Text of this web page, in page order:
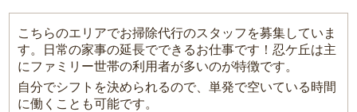
こちらのエリアでお掃除代行のスタッフを募集していま
す。日常の家事の延長でできるお仕事です！忍ケ丘は主
にファミリー世帯の利用者が多いのが特徴です。
自分でシフトを決められるので、単発で空いている時間
に働くことも可能です。